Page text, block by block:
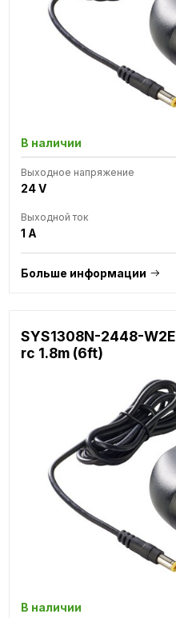
В наличии
Выходное напряжение
24 V
Выходной ток
1 A
Больше информации
SYS1308N-2448-
rc 1.8m (6ft)
В наличии